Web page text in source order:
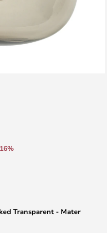
Transparent - Mater